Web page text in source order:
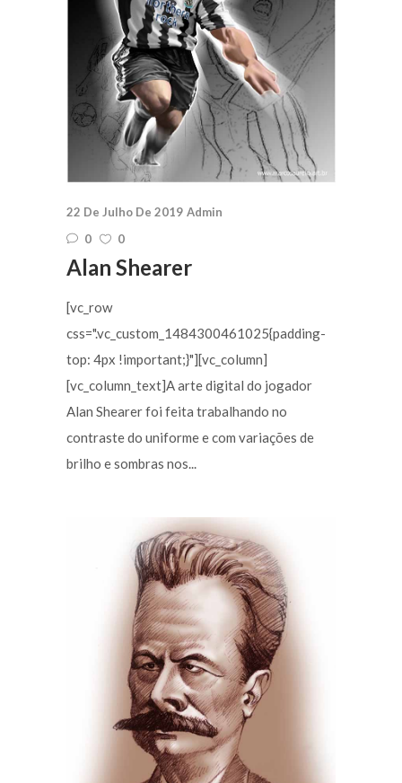
22 De Julho De 2019 Admin
0
0
Alan Shearer
[vc_row
css=".vc_custom_1484300461025{padding-
top: 4px !important;}"][vc_column]
[vc_column_text]A arte digital do jogador
Alan Shearer foi feita trabalhando no
contraste do uniforme e com variações de
brilho e sombras nos...